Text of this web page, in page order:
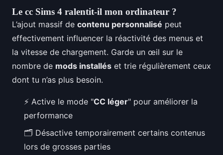
Le cc Sims 4 ralentit-il mon ordinateur ?
L’ajout massif de contenu personnalisé peut
effectivement influencer la réactivité des menus et
la vitesse de chargement. Garde un œil sur le
nombre de mods installés et trie régulièrement ceux
dont tu n’as plus besoin.
⚡ Active le mode "CC léger" pour améliorer la
performance
🗂️ Désactive temporairement certains contenus
lors de grosses parties